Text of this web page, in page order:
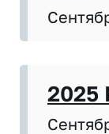
2025